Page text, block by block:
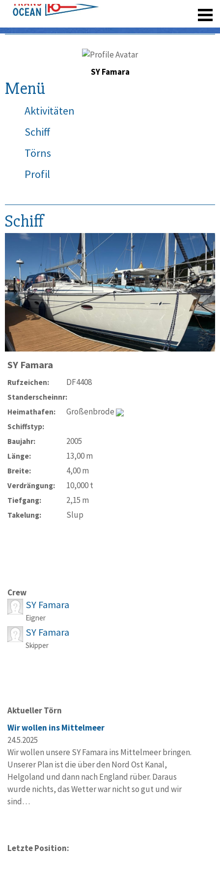
SY Famara
Menü
Aktivitäten
Schiff
Törns
Profil
Schiff
SY Famara
Rufzeichen: DF4408
Standerscheinnr:
Heimathafen:
Großenbrode
Schiffstyp:
Baujahr:
2005
Länge: 13,00m
Breite: 4,00m
Verdrängung: 10,000t
Tiefgang: 2,15 m
Takelung: Slup
Crew
SY Famara
Eigner
SY Famara
Skipper
Aktueller Törn
Wir wollen ins Mittelmeer
24.5.2025
Wir wollen unsere SY Famara ins Mittelmeer bringen.
Unserer Plan ist die über den Nord Ost Kanal,
Helgoland und dann nach England rüber. Daraus
wurde nichts, das Wetter war nicht so gut und wir
sind…
Letzte Position: